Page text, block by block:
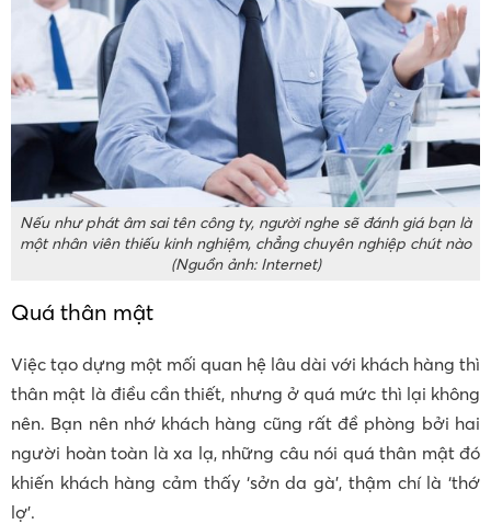
Nếu như phát âm sai tên công ty, người nghe sẽ đánh giá bạn là
một nhân viên thiếu kinh nghiệm, chẳng chuyên nghiệp chút nào
(Nguồn ảnh: Internet)
Quá thân mật
Việc tạo dựng một mối quan hệ lâu dài với khách hàng thì
thân mật là điều cần thiết, nhưng ở quá mức thì lại không
nên. Bạn nên nhớ khách hàng cũng rất đề phòng bởi hai
người hoàn toàn là xa lạ, những câu nói quá thân mật đó
khiến khách hàng cảm thấy ‘sởn da gà’, thậm chí là ‘thớ
lợ’.